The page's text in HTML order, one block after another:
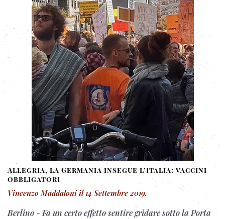
Allegria, la Germania insegue l’Italia: vaccini
obbligatori
Vincenzo Maddaloni il 14 Settembre 2019.
Berlino - Fa un certo effetto sentire gridare sotto la Porta